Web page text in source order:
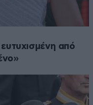
ευτυχισμένη από